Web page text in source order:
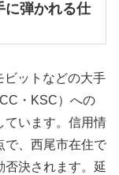
に弾かれる仕
ビットなどの大手
・KSC）への
ています。信用情
で、西尾市在住で
否決されます。延